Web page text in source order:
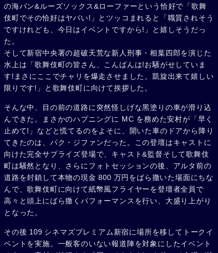
の海パン&ルーズソックス&ローファーという恰好で「歌舞
伎町でその恰好はヤバい!」とツッコまれると「職質されそう
ですけれども、今日はイベントですから!」と嬉しそうだっ
た。
そして新宿中央署の超破天荒な新人刑事・相葉四郎を演じた
水上は「歌舞伎町の皆さん、こんばんは!お騒がせしていま
す!まさにここでチャリを爆走させました。凱旋出来て嬉しい
限りです!」と歌舞伎町に向けて挨拶した。
そんな中、目の前の道路に突然怪しげな黑塗りの車が滑り込
んできた。まさかのハプニングに MC を務めた安村が「早く
止めて!」などと慌てるのをよそに、開いた車のドアから降り
てきたのは、パク・ジファンだった。この登壇はキャストに
向けた完全サプライズ登場で、キャスト&監督そして歌舞伎
町は騒然となり、さらにフォトセッションの後、アルタ前の
道路を封鎖して本物の現金 800 万円をばら撒いた場面にちな
んで、歌舞伎町に向けて紙幣風フライヤーを登壇者全員で
高々と頭上にばら撒くパフォーマンスを行い、大盛り上がり
となった。
その後 109 シネマズプレミアム新宿に場所を移してトークイ
ベントを実施。一般客のいない報道陣を対象にしたイベント